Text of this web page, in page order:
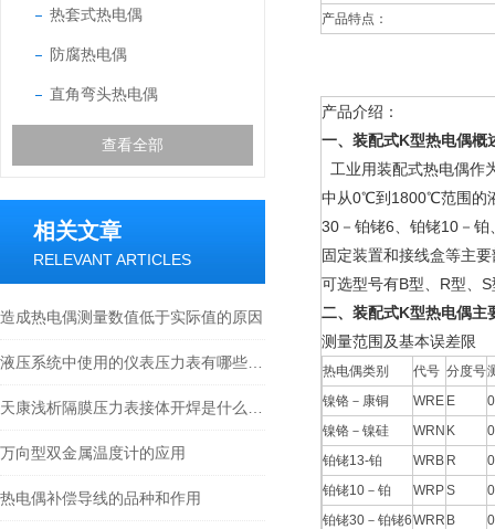
热套式热电偶
防腐热电偶
直角弯头热电偶
查看全部
相关文章
RELEVANT ARTICLES
造成热电偶测量数值低于实际值的原因
万向型双金属温度计的应用
热电偶补偿导线的品种和作用
产品特点：
产品介绍：
一、装配式K型热电偶概
工业用装配式热电偶作
中从0℃到1800℃范围的
30－铂铑6、铂铑10－
固定装置和接线盒等主
可选型号有B型、R型、
二、装配式K型热电偶主
测量范围及基本误差限
热电偶类别 代号 分度号
镍铬－康铜
WRE E
镍铬－镍硅
WRN K
铂铑13-铂
WRB R
铂铑10－铂
WRPS
铂铑30－铂铑6WRR B